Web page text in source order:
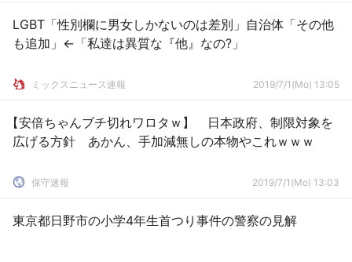
LGBT「性別欄に男女しかないのは差別」自治体「その他
も追加」←「私達は異質な『他』なの?」
ミックスニュース速報 2019/7/1(Mo) 13:05
【安倍ちゃんブチ切れワロタｗ】 日本政府、制限対象を
広げる方針 あかん、手加減無しの本物やこれｗｗｗ
保守速報 2019/7/1(Mo) 13:03
東京都日野市の小学4年生首つり事件の警察の見解